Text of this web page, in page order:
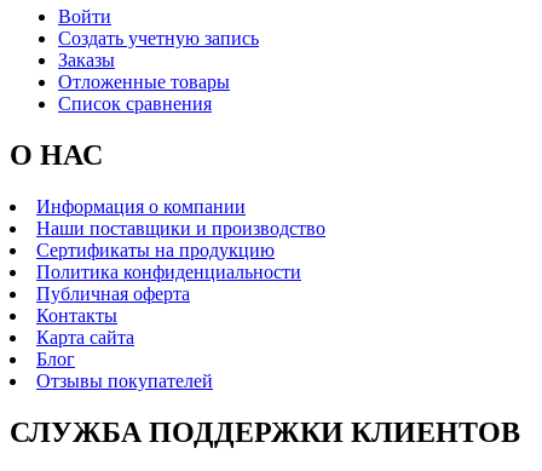
Войти
Создать учетную запись
Заказы
Отложенные товары
Список сравнения
О НАС
Информация о компании
Наши поставщики и производство
Сертификаты на продукцию
Политика конфиденциальности
Публичная оферта
Контакты
Карта сайта
Блог
Отзывы покупателей
СЛУЖБА ПОДДЕРЖКИ КЛИЕНТОВ